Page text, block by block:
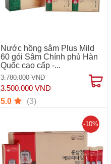
Nước hồng sâm Plus Mild
60 gói Sâm Chính phủ Hàn
Quốc cao cấp -...
3.780.000 VND
3.500.000 VND
5.0 (3)
-10%